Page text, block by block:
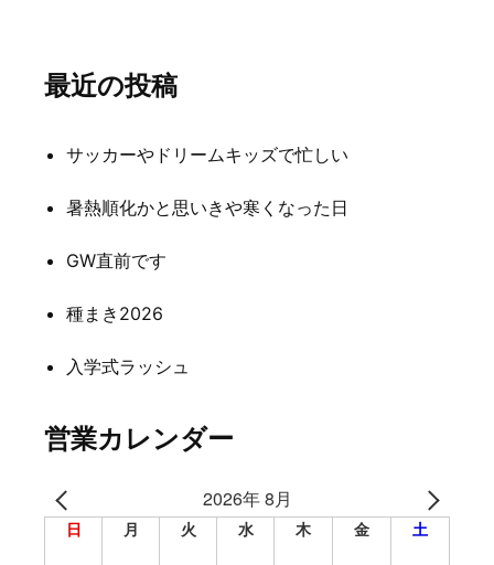
ゲ
ョ
ン
最近の投稿
サッカーやドリームキッズで忙しい
暑熱順化かと思いきや寒くなった日
GW直前です
種まき2026
入学式ラッシュ
営業カレンダー
2026年 8月
日 月 火 水 木 金 土